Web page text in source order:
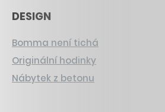
DESIGN
Bomma není tichá
Originální hodinky
Nábytek z betonu